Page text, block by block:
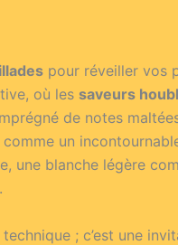
pour réveiller vos
où les saveurs
de notes
comme un
une blanche légère
technique ; c’est une